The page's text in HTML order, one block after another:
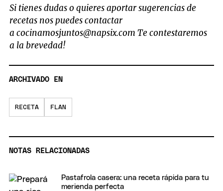
Si tienes dudas o quieres aportar sugerencias de
recetas nos puedes contactar
acocinamosjuntos@napsix.com Te contestaremos
a la brevedad!
ARCHIVADO EN
RECETA FLAN
NOTAS RELACIONADAS
Pastafrola casera: una receta rápida para tu
merienda perfecta